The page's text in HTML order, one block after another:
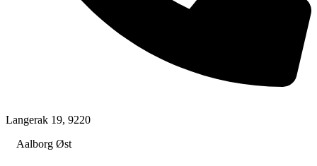
Langerak 19, 9220
Aalborg Øst